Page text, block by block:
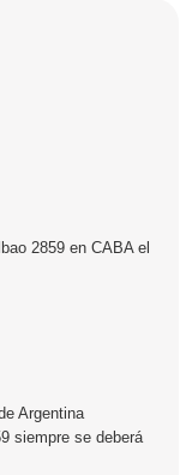
2859 en CABA el
Argentina
siempre se deberá